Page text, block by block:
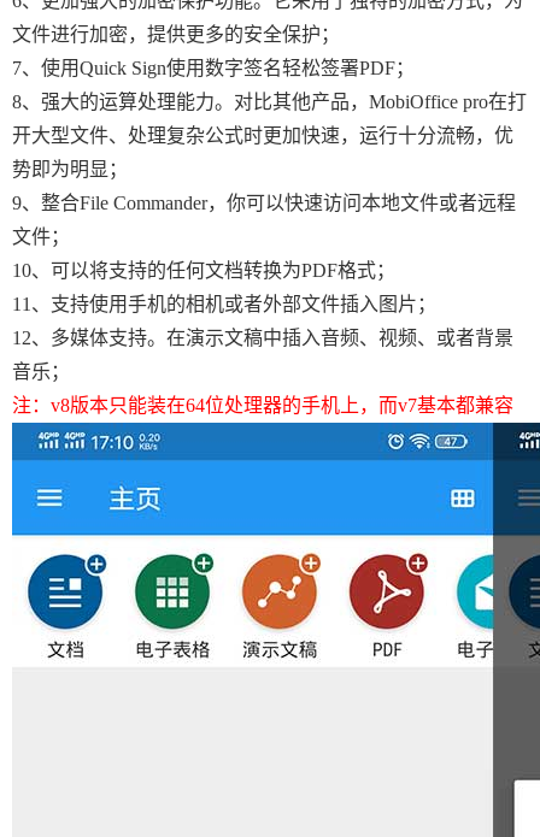
文件进行加密，提供更多的安全保护；
7、使用Quick Sign使用数字签名轻松签署PDF；
8、强大的运算处理能力。对比其他产品，MobiOffice pro在打
开大型文件、处理复杂公式时更加快速，运行十分流畅，优
势即为明显；
9、整合File Commander，你可以快速访问本地文件或者远程
文件；
10、可以将支持的任何文档转换为PDF格式；
11、支持使用手机的相机或者外部文件插入图片；
12、多媒体支持。在演示文稿中插入音频、视频、或者背景
音乐；
注：v8版本只能装在64位处理器的手机上，而v7基本都兼容